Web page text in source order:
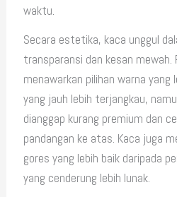
waktu.
Secara estetika, kaca unggul
transparansi dan kesan mewah.
menawarkan pilihan warna yang
yang jauh lebih terjangkau,
dianggap kurang premium dan
pandangan ke atas. Kaca juga
gores yang lebih baik daripada
yang cenderung lebih lunak.